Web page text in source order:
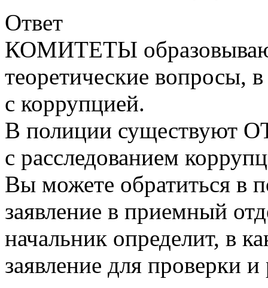
Ответ
КОМИТЕТЫ
теоретические вопросы,
с коррупцией.
В полиции существуют
с расследованием
Вы можете обратиться в
заявление в приемный
начальник определит, в
заявление для проверки и